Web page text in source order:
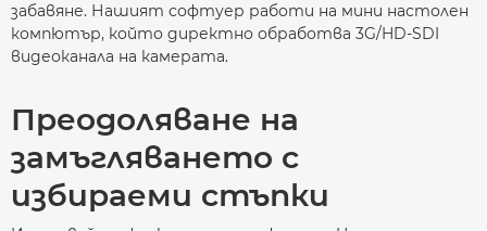
забавяне. Нашият софтуер работи на мини настолен
компютър, който директно обработва 3G/HD-SDI
видеоканала на камерата.
Преодоляване на
замъгляването с
избираеми стъпки